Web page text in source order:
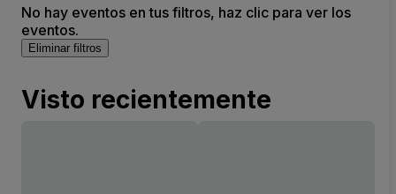
No hay eventos en tus filtros, haz clic para ver los
eventos.
Eliminar filtros
Visto recientemente